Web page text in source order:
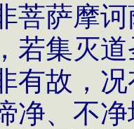
菩萨摩
若集灭
有故，
净、不